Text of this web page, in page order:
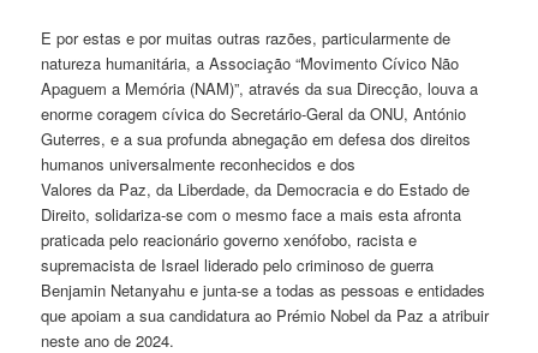
E por estas e por muitas outras razões, particularmente de
natureza humanitária, a Associação “Movimento Cívico Não
Apaguem a Memória (NAM)”, através da sua Direcção, louva a
enorme coragem cívica do Secretário-Geral da ONU, António
Guterres, e a sua profunda abnegação em defesa dos direitos
humanos universalmente reconhecidos e dos
Valores da Paz, da Liberdade, da Democracia e do Estado de
Direito, solidariza-se com o mesmo face a mais esta afronta
praticada pelo reacionário governo xenófobo, racista e
supremacista de Israel liderado pelo criminoso de guerra
Benjamin Netanyahu e junta-se a todas as pessoas e entidades
que apoiam a sua candidatura ao Prémio Nobel da Paz a atribuir
neste ano de 2024.